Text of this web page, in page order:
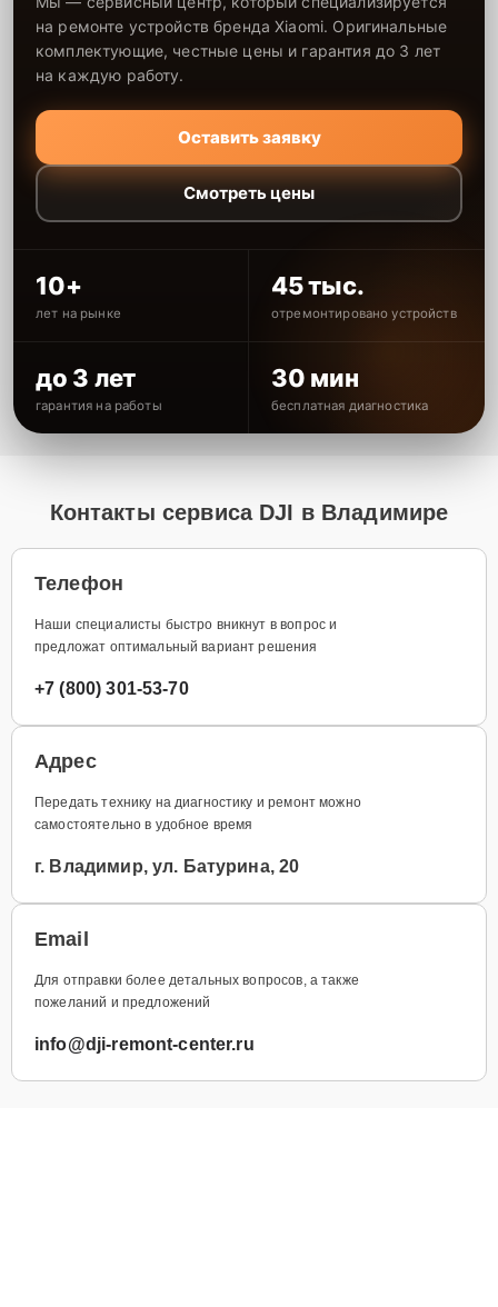
на ремонте устройств бренда Xiaomi. Оригинальные
комплектующие, честные цены и гарантия до 3 лет
на каждую работу.
Оставить заявку
Смотреть цены
10+
лет на рынке
45 тыс.
отремонтировано устройств
до 3 лет
гарантия на работы
30 мин
бесплатная диагностика
Контакты сервиса DJI в Владимире
Телефон
Наши специалисты быстро вникнут в вопрос и
предложат оптимальный вариант решения
+7 (800) 301-53-70
Адрес
Передать технику на диагностику и ремонт можно
самостоятельно в удобное время
г. Владимир, ул. Батурина, 20
Email
Для отправки более детальных вопросов, а также
пожеланий и предложений
info@dji-remont-center.ru